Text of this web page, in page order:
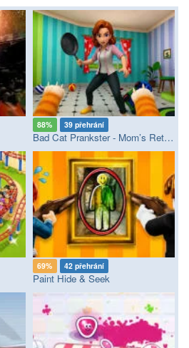
88% 39 přehrání
Bad Cat Prankster - Mom’s Return
69% 42 přehrání
Paint Hide & Seek